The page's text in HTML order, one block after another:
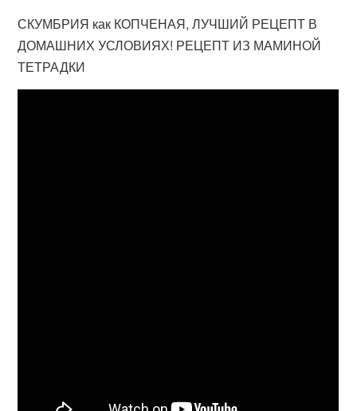
СКУМБРИЯ как КОПЧЕНАЯ, ЛУЧШИЙ РЕЦЕПТ В
ДОМАШНИХ УСЛОВИЯХ! РЕЦЕПТ ИЗ МАМИНОЙ
ТЕТРАДКИ